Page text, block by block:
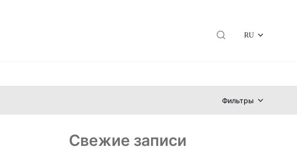
RU
Фильтры
Свежие записи